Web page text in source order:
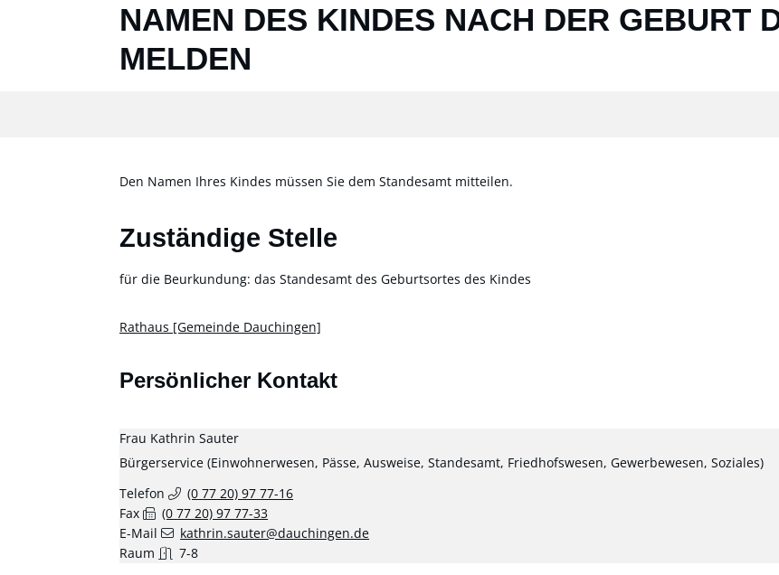
NAMEN DES KINDES NACH DER GEBURT
MELDEN
Den Namen Ihres Kindes müssen Sie dem Standesamt mitteilen.
Zuständige Stelle
für die Beurkundung: das Standesamt des Geburtsortes des Kindes
Rathaus [Gemeinde Dauchingen]
Persönlicher Kontakt
Frau Kathrin Sauter
Bürgerservice (Einwohnerwesen, Pässe, Ausweise, Standesamt, Friedhofswesen, Gewerbewesen, Soziales)
Telefon
(0 77 20) 97 77-16
Fax
(0 77 20) 97 77-33
E-Mail
kathrin.sauter@dauchingen.de
Raum
7-8